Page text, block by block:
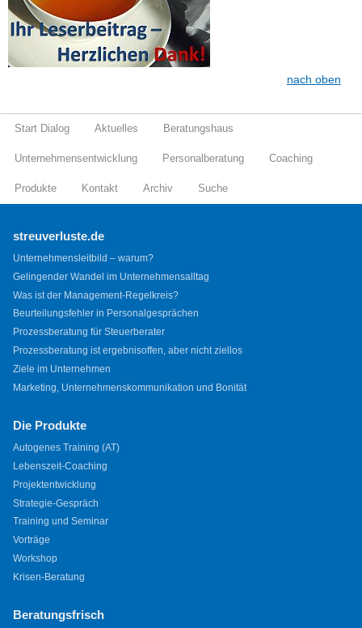
nach oben
Start Dialog Aktuelles Beratungshaus
Unternehmensentwicklung Personalberatung Coaching
Produkte Kontakt Archiv Suche
streuverluste.de
Unternehmensleitbild – warum?
Gelingender Wandel im Unternehmensalltag
Was ist der Management-Regelkreis?
Beurteilungsfehler in Personalgesprächen
Prozessberatung für Steuerberater
Prozessberatung ist ergebnisoffen, aber nicht ziellos
Ziele im Unternehmen
Marketing, Unternehmenskommunikation und Bonität
Die Produkte
Autogenes Training (AT)
Lebenszeit-Coaching
Projektentwicklung
Strategie-Gespräch
Training und Seminar
Vorträge
Workshop
Krisen-Beratung
Beratungsfrisch